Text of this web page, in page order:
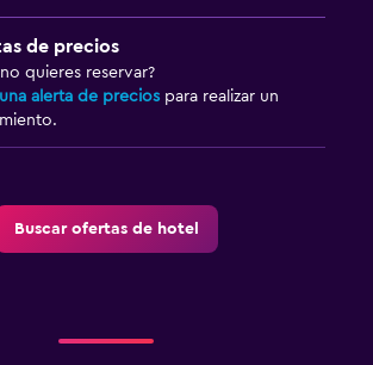
de precios
quieres reservar?
alerta de precios para realizar un
Buscar ofertas de hotel